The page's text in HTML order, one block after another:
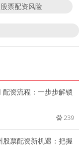
股票配资风险
资流程：一步步解锁
239
票配资新机遇：把握